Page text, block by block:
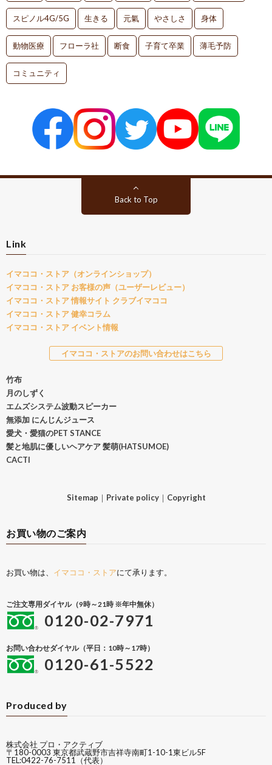
スピノル4G/5G 生きる 元氣 やさしさ 身体
動物医療 フローラ社 断食 子育て卒業 薄毛予防
コミュニティ
Back to Top
Link
イマココ・ストア（オンラインショップ）
イマココ・ストア お客様の声（ユーザーレビュー）
イマココ・ストア 情報サイト クラブイマココ
イマココ・ストア 健幸コラム
イマココ・ストア イベント情報
イマココ・ストアのお問い合わせはこちら
竹布
月のしずく
エムズシステム波動スピーカー
無添加 にんじんジュース
愛犬・愛猫のPET STANCE
髪と地肌に優しいヘアケア 髪萌(HATSUMOE)
CACTI
Sitemap ｜ Private policy｜ Copyright
お買い物のご案内
お買い物は、 イマココ・ストアにて承ります。
ご注文専用ダイヤル（9時～21時 ※年中無休）
0120-02-7971
お問い合わせダイヤル（平日：10時～17時）
0120-61-5522
Produced by
株式会社 プロ・アクティブ
〒180-0003 東京都武蔵野市吉祥寺南町1-10-1東ビル5F
TEL:0422-76-7511（代表）